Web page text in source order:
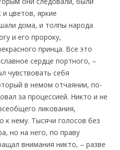
и цветов, яркие
дома, и толпы народа
и его пророку,
принца. Все это
сердце портного, –
чувствовать себя
в немом отчаянии, по-
за процессией. Никто и не
ликования,
к нему. Тысячи голосов без
но на него, по праву
внимания никто, – разве